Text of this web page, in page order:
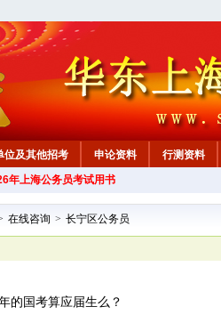
位及其他招考 申论资料
行测资料
年上海公务员考试用书
在线咨询 > 长宁区公务员
的国考算应届生么？